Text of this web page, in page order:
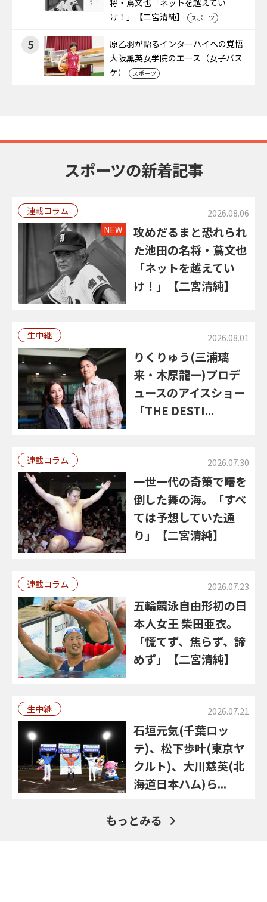
将・蔦文也「ネットを越えてい
け！」【二宮清純】
スポーツ
5
原乙羽が語るインターハイへの覚悟
大阪薫英女学院のエース（女子バス
ケ）
スポーツ
スポーツの新着記事
連載コラム 2026.08.06
NEW
攻めだるまと恐れられ
た池田の名将・蔦文也
「ネットを越えてい
け！」【二宮清純】
生中継 2026.08.01
りくりゅう(三浦璃
来・木原龍一)プロデ
ュースのアイスショー
「THE DESTI...
連載コラム 2026.07.30
一世一代の奇策で曙を
倒した舞の海。「すべ
ては予想していた通
り」【二宮清純】
連載コラム 2026.07.23
五輪競泳自由形初の日
本人女王 柴田亜衣。
「慌てず、焦らず、諦
めず」【二宮清純】
生中継 2026.07.21
石垣元気(千葉ロッ
テ)、松下歩叶(東京ヤ
クルト)、大川慈英(北
海道日本ハム)ら...
もっとみる